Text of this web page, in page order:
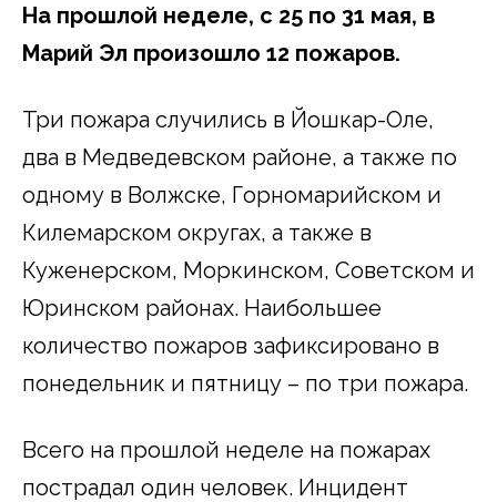
На прошлой неделе, с 25 по 31 мая, в
Марий Эл произошло 12 пожаров.
Три пожара случились в Йошкар-Оле,
два в Медведевском районе, а также по
одному в Волжске, Горномарийском и
Килемарском округах, а также в
Куженерском, Моркинском, Советском и
Юринском районах. Наибольшее
количество пожаров зафиксировано в
понедельник и пятницу – по три пожара.
Всего на прошлой неделе на пожарах
пострадал один человек. Инцидент